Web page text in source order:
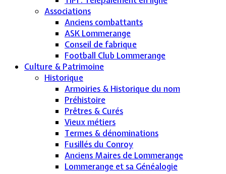
Associations
Anciens combattants
ASK Lommerange
Conseil de fabrique
Football Club Lommerange
Culture & Patrimoine
Historique
Armoiries & Historique du nom
Préhistoire
Prêtres & Curés
Vieux métiers
Termes & dénominations
Fusillés du Conroy
Anciens Maires de Lommerange
Lommerange et sa Généalogie